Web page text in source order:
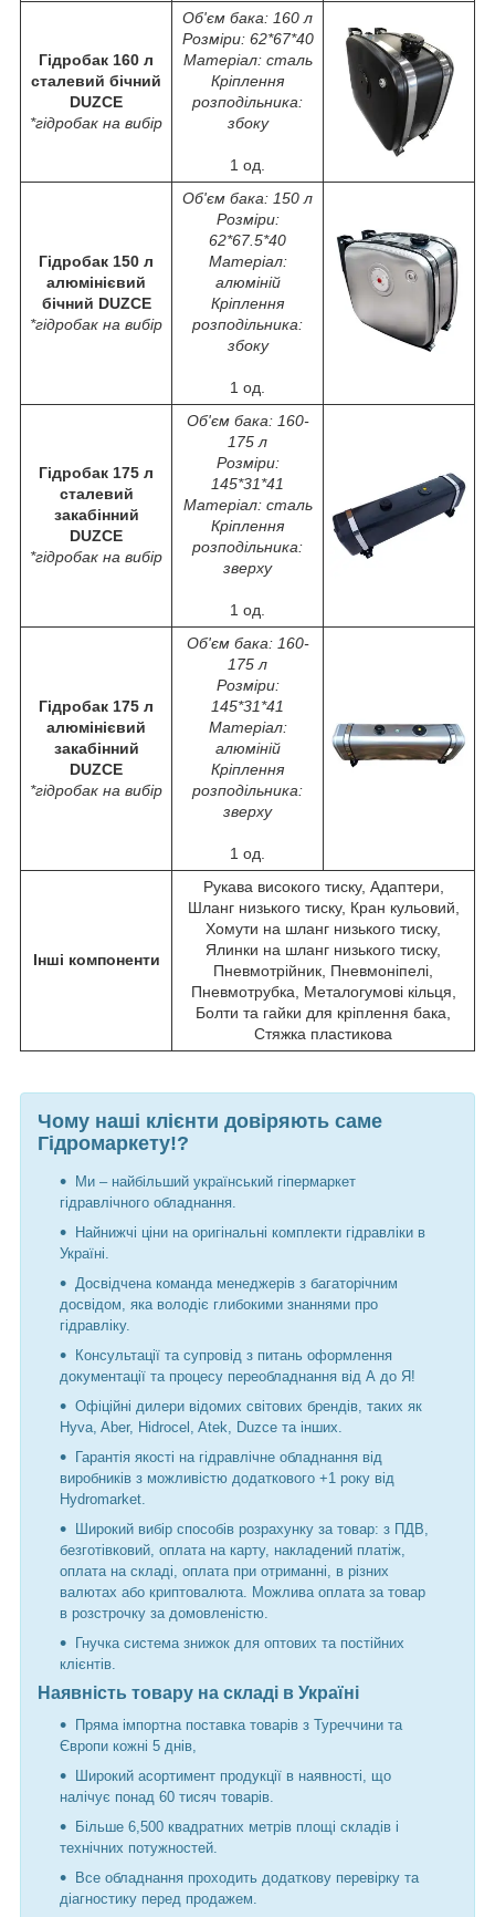
Гідробак 160 л
сталевий бічний
DUZCE
*гідробак на вибір
Об'єм бака: 160 л
Розміри: 62*67*40
Матеріал: сталь
Кріплення
розподільника:
збоку
1 од.
Гідробак 150 л
алюмінієвий
бічний DUZCE
*гідробак на вибір
Об'єм бака: 150 л
Розміри:
62*67.5*40
Матеріал:
алюміній
Кріплення
розподільника:
збоку
1 од.
Гідробак 175 л
сталевий
закабінний
DUZCE
*гідробак на вибір
Об'єм бака: 160-
175 л
Розміри:
145*31*41
Матеріал: сталь
Кріплення
розподільника:
зверху
1 од.
Гідробак 175 л
алюмінієвий
закабінний
DUZCE
*гідробак на вибір
Об'єм бака: 160-
175 л
Розміри:
145*31*41
Матеріал:
алюміній
Кріплення
розподільника:
зверху
1 од.
Інші компоненти
Рукава високого тиску, Адаптери,
Шланг низького тиску, Кран кульовий,
Хомути на шланг низького тиску,
Ялинки на шланг низького тиску,
Пневмотрійник, Пневмоніпелі,
Пневмотрубка, Металогумові кільця,
Болти та гайки для кріплення бака,
Стяжка пластикова
Чому наші клієнти довіряють саме
Гідромаркету!?
Ми – найбільший український гіпермаркет
гідравлічного обладнання.
Найнижчі ціни на оригінальні комплекти гідравліки в
Україні.
Досвідчена команда менеджерів з багаторічним
досвідом, яка володіє глибокими знаннями про
гідравліку.
Консультації та супровід з питань оформлення
документації та процесу переобладнання від А до Я!
Офіційні дилери відомих світових брендів, таких як
Hyva, Aber, Hidrocel, Atek, Duzce та інших.
Гарантія якості на гідравлічне обладнання від
виробників з можливістю додаткового +1 року від
Hydromarket.
Широкий вибір способів розрахунку за товар: з ПДВ,
безготівковий, оплата на карту, накладений платіж,
оплата на складі, оплата при отриманні, в різних
валютах або криптовалюта. Можлива оплата за товар
в розстрочку за домовленістю.
Гнучка система знижок для оптових та постійних
клієнтів.
Наявність товару на складі в Україні
Пряма імпортна поставка товарів з Туреччини та
Європи кожні 5 днів,
Широкий асортимент продукції в наявності, що
налічує понад 60 тисяч товарів.
Більше 6,500 квадратних метрів площі складів і
технічних потужностей.
Все обладнання проходить додаткову перевірку та
діагностику перед продажем.